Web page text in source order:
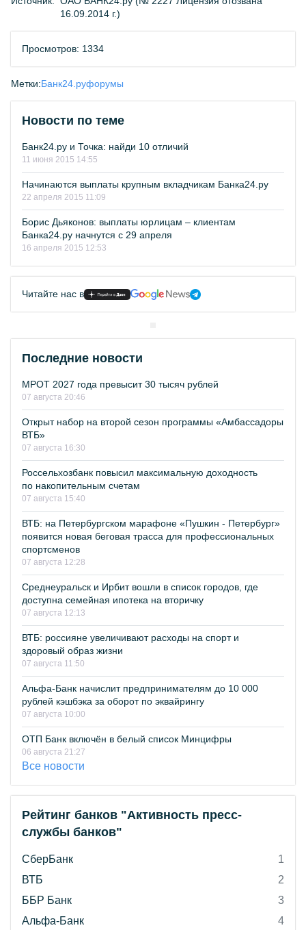
16.09.2014 г.)
Просмотров: 1334
Метки:Банк24.руфорумы
Новости по теме
Банк24.ру и Точка: найди 10 отличий
11 июня 2015 14:55
Начинаются выплаты крупным вкладчикам Банка24.ру
22 апреля 2015 11:09
Борис Дьяконов: выплаты юрлицам – клиентам
Банка24.ру начнутся с 29 апреля
16 апреля 2015 12:53
Читайте нас в
Последние новости
МРОТ 2027 года превысит 30 тысяч рублей
07 августа 20:46
Открыт набор на второй сезон программы «Амбассадоры
ВТБ»
07 августа 16:30
Россельхозбанк повысил максимальную доходность
по накопительным счетам
07 августа 15:40
ВТБ: на Петербургском марафоне «Пушкин - Петербург»
появится новая беговая трасса для профессиональных
спортсменов
07 августа 12:28
Среднеуральск и Ирбит вошли в список городов, где
доступна семейная ипотека на вторичку
07 августа 12:13
ВТБ: россияне увеличивают расходы на спорт и
здоровый образ жизни
07 августа 11:50
Альфа-Банк начислит предпринимателям до 10 000
рублей кэшбэка за оборот по эквайрингу
07 августа 10:00
ОТП Банк включён в белый список Минцифры
06 августа 21:27
Все новости
Рейтинг банков "Активность пресс-
службы банков"
СберБанк
1
ВТБ
2
ББР Банк
3
Альфа-Банк
4